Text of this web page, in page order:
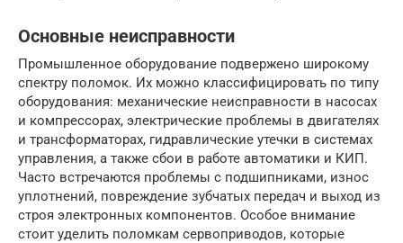
Основные неисправности
Промышленное оборудование подвержено широкому
спектру поломок. Их можно классифицировать по типу
оборудования: механические неисправности в насосах
и компрессорах, электрические проблемы в двигателях
и трансформаторах, гидравлические утечки в системах
управления, а также сбои в работе автоматики и КИП.
Часто встречаются проблемы с подшипниками, износ
уплотнений, повреждение зубчатых передач и выход из
строя электронных компонентов. Особое внимание
стоит уделить поломкам сервоприводов, которые